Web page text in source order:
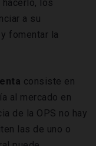
los
a su
fomentar la
consiste en
al mercado en
de la OPS no hay
las de uno o